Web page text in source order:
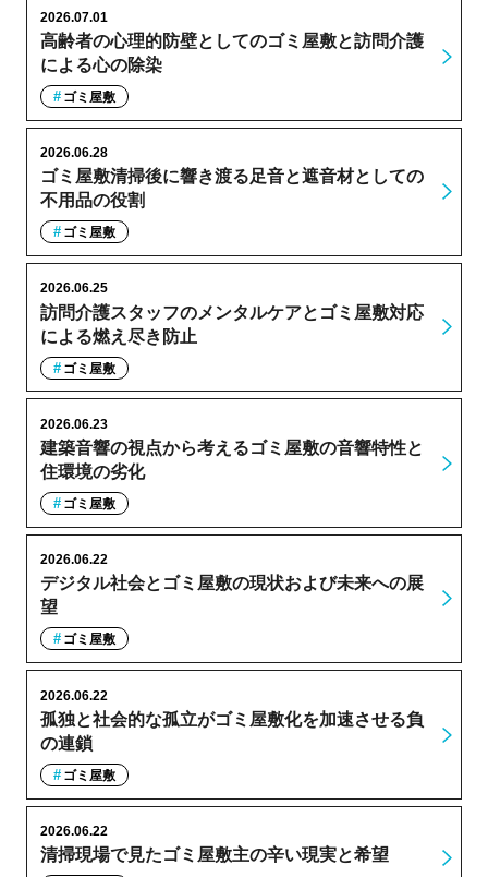
高齢者の心理的防壁としてのゴミ屋敷と訪問介護
による心の除染
2026.07.01
ゴミ屋敷
ゴミ屋敷清掃後に響き渡る足音と遮音材としての
不用品の役割
2026.06.28
ゴミ屋敷
訪問介護スタッフのメンタルケアとゴミ屋敷対応
による燃え尽き防止
2026.06.25
ゴミ屋敷
建築音響の視点から考えるゴミ屋敷の音響特性と
住環境の劣化
2026.06.23
ゴミ屋敷
デジタル社会とゴミ屋敷の現状および未来への展
望
2026.06.22
ゴミ屋敷
孤独と社会的な孤立がゴミ屋敷化を加速させる負
の連鎖
2026.06.22
ゴミ屋敷
清掃現場で見たゴミ屋敷主の辛い現実と希望
2026.06.22